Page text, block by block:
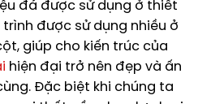
đá được sử dụng ở thiết
được sử dụng nhiều ở
giúp cho kiến trúc của
hiện đại trở nên đẹp và ấn
Đặc biệt khi chúng ta